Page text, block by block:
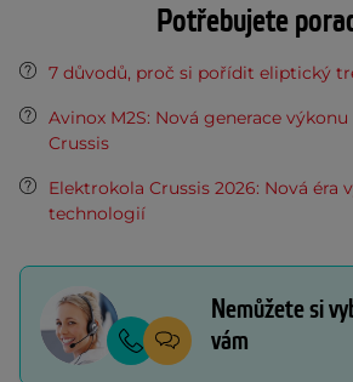
Potřebujete
7 důvodů, proč si pořídit eliptický
Avinox M2S: Nová generace
Crussis
Elektrokola Crussis 2026: Nová éra
technologií
Nemůžete si
vám